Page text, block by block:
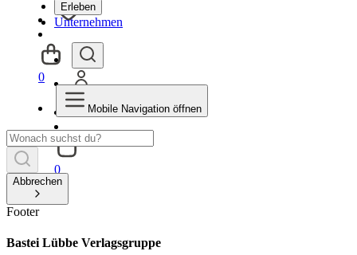
Erleben
Unternehmen
0
0
Mobile Navigation öffnen
Abbrechen
Footer
Bastei Lübbe Verlagsgruppe